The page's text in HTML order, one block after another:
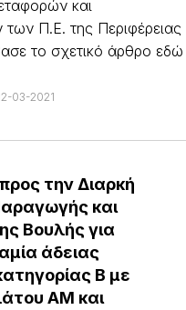
και
των Π.Ε. της Περιφέρειας
το σχετικό άρθρο εδώ
03-2021
την Διαρκή
και
Βουλής για
άδειας
Β με
ΑΜ και